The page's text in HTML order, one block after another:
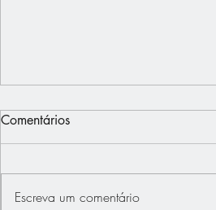
Comentários
Escreva um comentário